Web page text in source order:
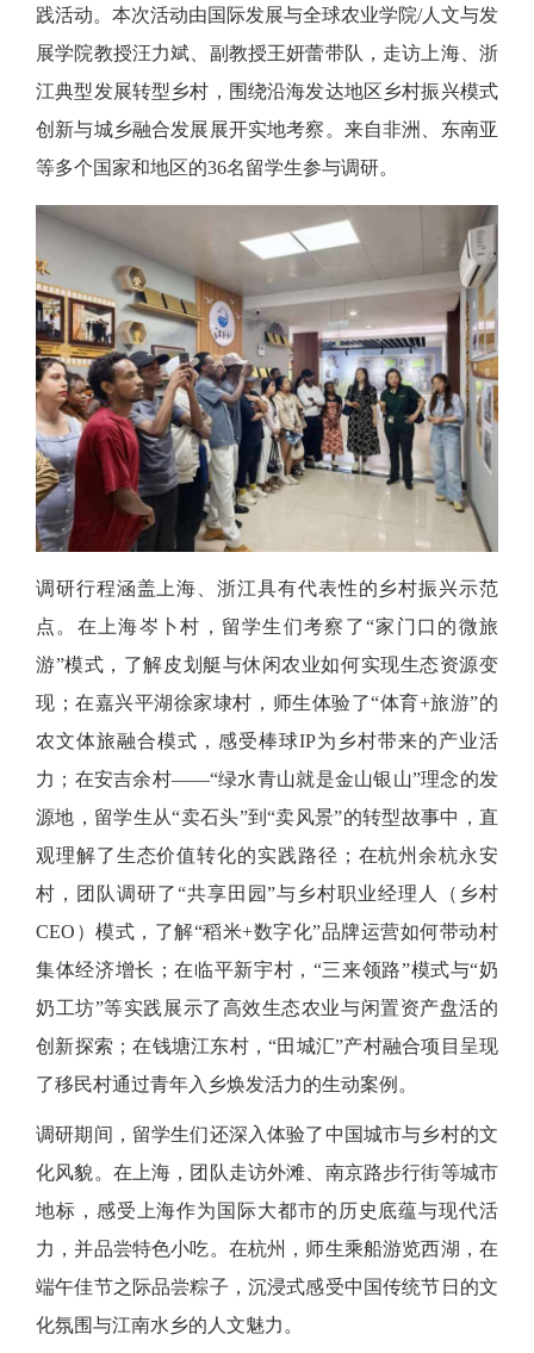
践活动。本次活动由国际发展与全球农业学院/人文与发
展学院教授汪力斌、副教授王妍蕾带队，走访上海、浙
江典型发展转型乡村，围绕沿海发达地区乡村振兴模式
创新与城乡融合发展展开实地考察。来自非洲、东南亚
等多个国家和地区的36名留学生参与调研。
调研行程涵盖上海、浙江具有代表性的乡村振兴示范
点。在上海岑卜村，留学生们考察了“家门口的微旅
游”模式，了解皮划艇与休闲农业如何实现生态资源变
现；在嘉兴平湖徐家埭村，师生体验了“体育+旅游”的
农文体旅融合模式，感受棒球IP为乡村带来的产业活
力；在安吉余村——“绿水青山就是金山银山”理念的发
源地，留学生从“卖石头”到“卖风景”的转型故事中，直
观理解了生态价值转化的实践路径；在杭州余杭永安
村，团队调研了“共享田园”与乡村职业经理人（乡村
CEO）模式，了解“稻米+数字化”品牌运营如何带动村
集体经济增长；在临平新宇村，“三来领路”模式与“奶
奶工坊”等实践展示了高效生态农业与闲置资产盘活的
创新探索；在钱塘江东村，“田城汇”产村融合项目呈现
了移民村通过青年入乡焕发活力的生动案例。
调研期间，留学生们还深入体验了中国城市与乡村的文
化风貌。在上海，团队走访外滩、南京路步行街等城市
地标，感受上海作为国际大都市的历史底蕴与现代活
力，并品尝特色小吃。在杭州，师生乘船游览西湖，在
端午佳节之际品尝粽子，沉浸式感受中国传统节日的文
化氛围与江南水乡的人文魅力。